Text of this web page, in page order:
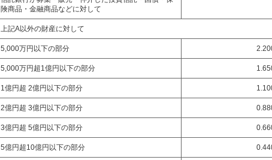
険商品・金融商品などに対して
上記A以外の財産に対して
5,000万円以下の部分
5,000万円超1億円以下の部分
1億円超 2億円以下の部分
2億円超 3億円以下の部分
3億円超 5億円以下の部分
5億円超10億円以下の部分